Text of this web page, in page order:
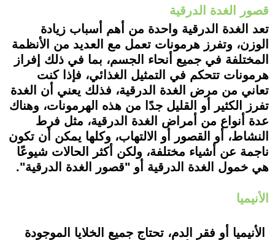
قصور الغدة الدرقية
تعد الغدة الدرقية واحدة من أهم أسباب زيادة
الوزن، وتفرز هرمونات تعمل مع العديد من الأنظمة
المختلفة في جميع أنحاء الجسم، بما في ذلك إفراز
هرمونات تتحكم في التمثيل الغذائي، فإذا كنت
تعاني من مرض الغدة الدرقية، فذلك يعني أن الغدة
تفرز الكثير أو القليل جدًا من هذه الهرمونات، وهناك
عدة أنواع من أمراض الغدة الدرقية، مثل فرط
النشاط، أو القصور أو الالتهاب، وكلها يمكن أن تكون
ناجمة عن أشياء مختلفة، ولكن أكثر الحالات شيوعًا
هي خمول الغدة الدرقية أو "قصور الغدة الدرقية".
الأنيميا
الأنيميا أو فقر الدم، تحتاج جميع الخلايا الموجودة